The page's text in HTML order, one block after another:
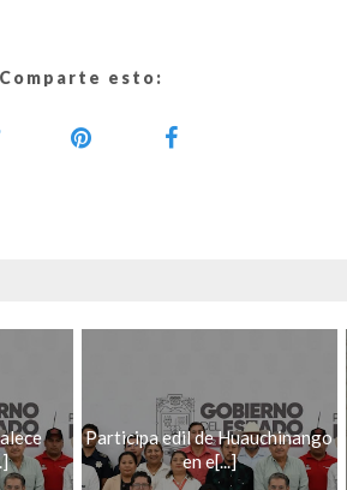
Comparte esto:
Participa edil de Huauchinango
en e[...]